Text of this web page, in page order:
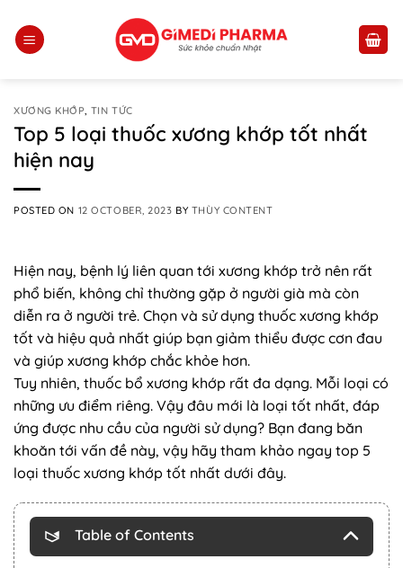
content
XƯƠNG KHỚP, TIN TỨC
Top 5 loại thuốc xương khớp tốt nhất
hiện nay
POSTED ON 12 OCTOBER, 2023 BY THÙY CONTENT
Hiện nay, bệnh lý liên quan tới xương khớp trở nên rất
phổ biến, không chỉ thường gặp ở người già mà còn
diễn ra ở người trẻ. Chọn và sử dụng thuốc xương khớp
tốt và hiệu quả nhất giúp bạn giảm thiểu được cơn đau
và giúp xương khớp chắc khỏe hơn.
Tuy nhiên, thuốc bổ xương khớp rất đa dạng. Mỗi loại có
những ưu điểm riêng. Vậy đâu mới là loại tốt nhất, đáp
ứng được nhu cầu của người sử dụng? Bạn đang băn
khoăn tới vấn đề này, vậy hãy tham khảo ngay top 5
loại thuốc xương khớp tốt nhất dưới đây.
Table of Contents